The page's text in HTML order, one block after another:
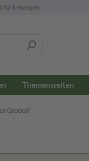
für E-Rezepte
Themenwelten
Globuli